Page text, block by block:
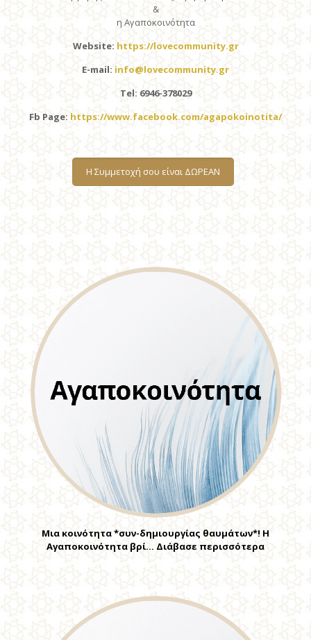
&
η Αγαποκοινότητα
Website: https://lovecommunity.gr
E-mail: info@lovecommunity.gr
Tel: 6946-378029
Fb Page: https://www.facebook.com/agapokoinotita/
H Συμμετοχή σου είναι ΔΩΡΕΑΝ
Μια κοινότητα *συν-δημιουργίας θαυμάτων*! Η
Αγαποκοινότητα βρί… Διάβασε περισσότερα